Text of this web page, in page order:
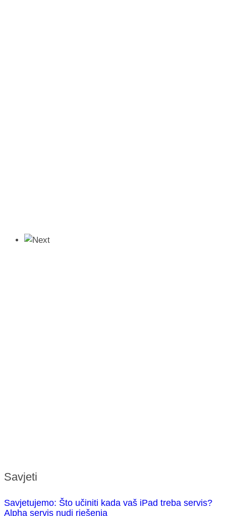
Savjeti
Savjetujemo: Što učiniti kada vaš iPad treba servis?
Alpha servis nudi rješenja